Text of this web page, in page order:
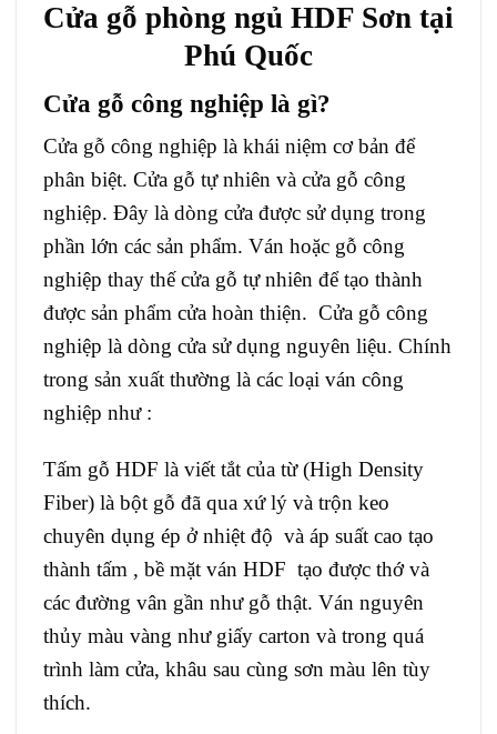
Cửa gỗ phòng ngủ HDF Sơn tại
Phú Quốc
Cửa gỗ công nghiệp là gì?
Cửa gỗ công nghiệp là khái niệm cơ bản để
phân biệt. Cửa gỗ tự nhiên và cửa gỗ công
nghiệp. Đây là dòng cửa được sử dụng trong
phần lớn các sản phẩm. Ván hoặc gỗ công
nghiệp thay thế cửa gỗ tự nhiên để tạo thành
được sản phẩm cửa hoàn thiện. Cửa gỗ công
nghiệp là dòng cửa sử dụng nguyên liệu. Chính
trong sản xuất thường là các loại ván công
nghiệp như :
Tấm gỗ HDF là viết tắt của từ (High Density
Fiber) là bột gỗ đã qua xứ lý và trộn keo
chuyên dụng ép ở nhiệt độ và áp suất cao tạo
thành tấm , bề mặt ván HDF tạo được thớ và
các đường vân gần như gỗ thật. Ván nguyên
thủy màu vàng như giấy carton và trong quá
trình làm cửa, khâu sau cùng sơn màu lên tùy
thích.